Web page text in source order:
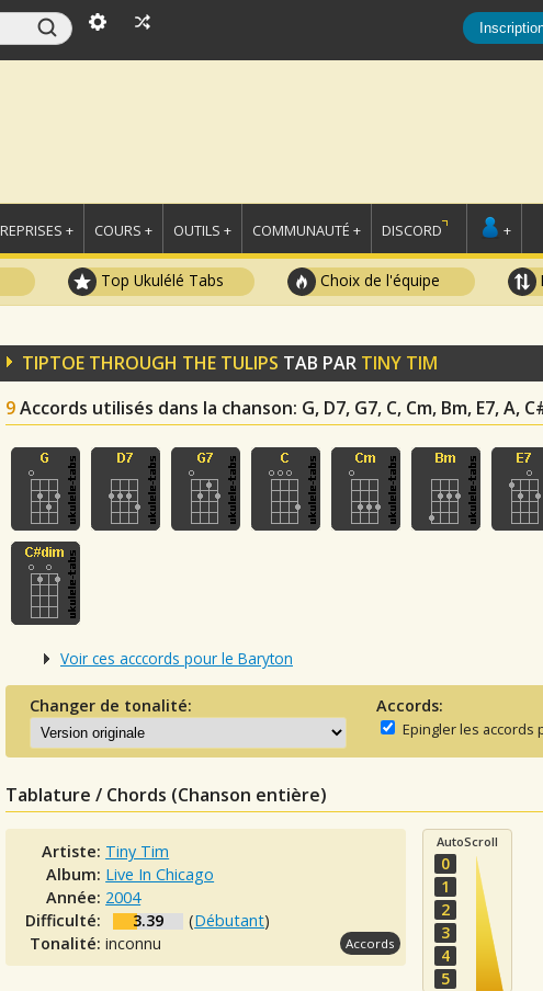
REPRISES + COURS + OUTILS + COMMUNAUTÉ + DISCORD +
Top Ukulélé Tabs Choix de l'équipe
TIPTOE THROUGH THE TULIPS TAB PAR TINY TIM
9Accords utilisés dans la chanson: G, D7, G7, C, Cm, Bm, E7, A,
Voir ces acccords pour le Baryton
Changer de tonalité: Accords:
Epingler les accords
Tablature / Chords (Chanson entière)
Artiste: Tiny Tim
Album: Live In Chicago
Année: 2004
Difficulté:
3.39 (Débutant)
Tonalité:inconnu Accords
AutoScroll
0
1
2
3
4
5